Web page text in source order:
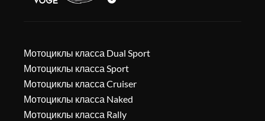
Мотоциклы класса Dual Sport
Мотоциклы класса Sport
Мотоциклы класса Cruiser
Мотоциклы класса Naked
Мотоциклы класса Rally